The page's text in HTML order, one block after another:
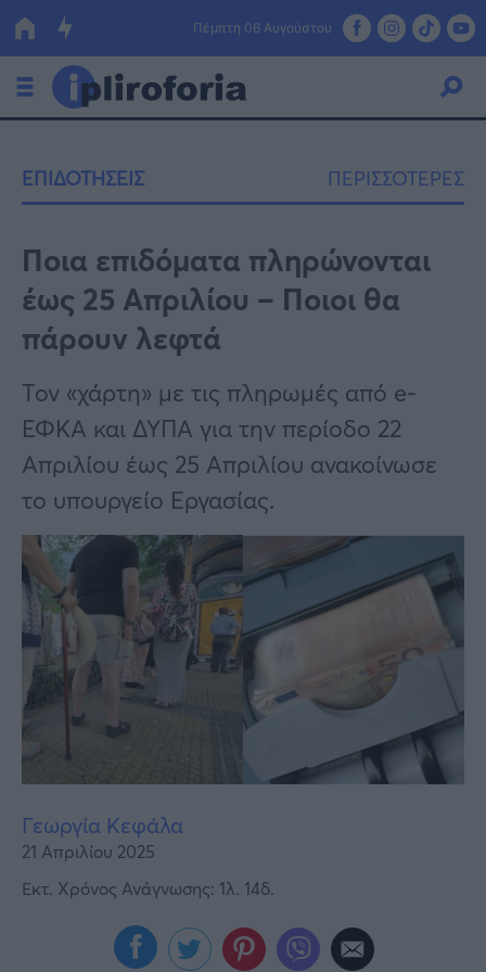
Πέμπτη 06 Αυγούστου
Οικονομία
Πολιτική
Τράπεζες
Επιδοτήσεις
ΕΣΠΑ
Κόσμος
Lifestyle
Αθλητικά
Υγεία
Γυναίκα
Καιρός
ΕΠΙΔΟΤΗΣΕΙΣ ΠΕΡΙΣΣΟΤΕΡΕΣ
Ποια επιδόματα πληρώνονται
έως 25 Απριλίου – Ποιοι θα
πάρουν λεφτά
Τον «χάρτη» με τις πληρωμές από e-
ΕΦΚΑ και ΔΥΠΑ για την περίοδο 22
Απριλίου έως 25 Απριλίου ανακοίνωσε
το υπουργείο Εργασίας.
Γεωργία Κεφάλα
21 Απριλίου 2025
Εκτ. Χρόνος Ανάγνωσης: 1λ. 14δ.